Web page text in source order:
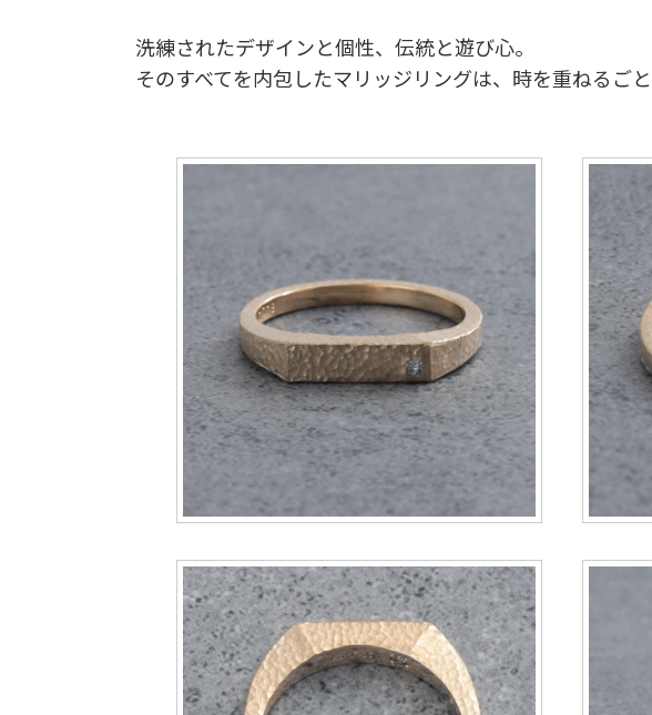
洗練されたデザインと個性、伝統と遊び心。
そのすべてを内包したマリッジリングは、時を重ねるご